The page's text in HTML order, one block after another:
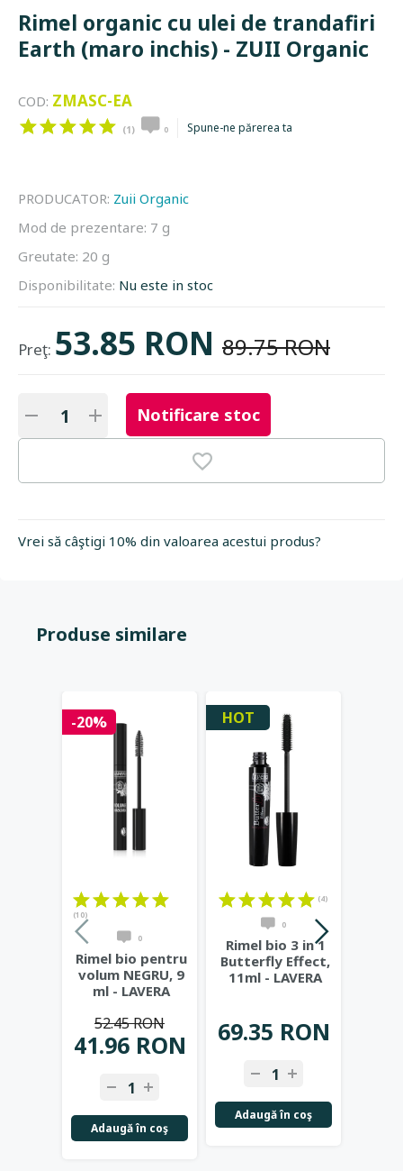
Rimel organic cu ulei de trandafiri
Earth (maro inchis) - ZUII Organic
COD: ZMASC-EA
(1) 0 Spune-ne părerea ta
PRODUCATOR: Zuii Organic
Mod de prezentare: 7 g
Greutate: 20 g
Disponibilitate: Nu este in stoc
Preţ: 53.85 RON 89.75 RON
Notificare stoc
Vrei să câştigi 10% din valoarea acestui produs?
Produse similare
-20%
(10)
0
Rimel bio pentru
volum NEGRU, 9
ml - LAVERA
41.96 RON
52.45 RON
Adaugă în coş
HOT
(4)
0
Rimel bio 3 in 1
Butterfly Effect,
11ml - LAVERA
69.35 RON
Adaugă în coş